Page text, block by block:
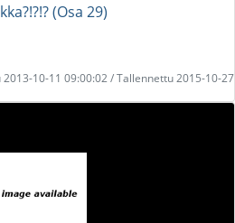
(Osa 29)
2013-10-11 09:00:02 / Tallennettu 2015-10-27